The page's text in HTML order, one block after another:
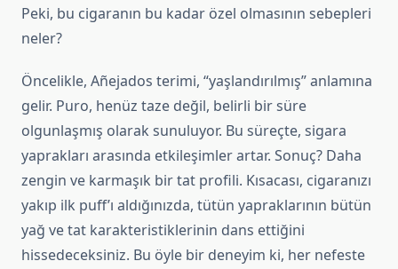
Peki, bu cigaranın bu kadar özel olmasının sebepleri
neler?
Öncelikle, Añejados terimi, “yaşlandırılmış” anlamına
gelir. Puro, henüz taze değil, belirli bir süre
olgunlaşmış olarak sunuluyor. Bu süreçte, sigara
yaprakları arasında etkileşimler artar. Sonuç? Daha
zengin ve karmaşık bir tat profili. Kısacası, cigaranızı
yakıp ilk puff’ı aldığınızda, tütün yapraklarının bütün
yağ ve tat karakteristiklerinin dans ettiğini
hissedeceksiniz. Bu öyle bir deneyim ki, her nefeste